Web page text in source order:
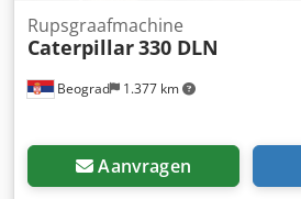
Beograd 1.377 km
Rupsgraafmachine
Caterpillar330 DLN
Aanvragen